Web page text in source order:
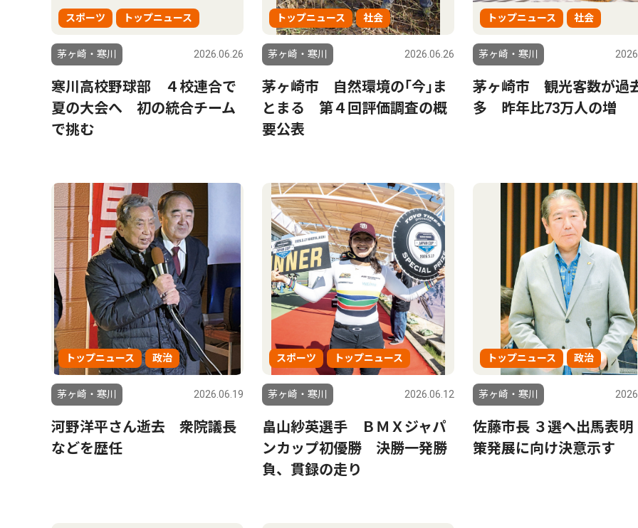
スポーツ トップニュース
茅ヶ崎・寒川 2026.06.26
寒川高校野球部 ４校連合で
夏の大会へ 初の統合チーム
で挑む
トップニュース 社会
茅ヶ崎・寒川 2026.06.26
茅ヶ崎市 自然環境の｢今｣ま
とまる 第４回評価調査の概
要公表
トップニュース 社会
茅ヶ崎・寒川
茅ヶ崎市 観光客数が過
多 昨年比73万人の増
トップニュース 政治
茅ヶ崎・寒川 2026.06.19
河野洋平さん逝去 衆院議長
などを歴任
スポーツ トップニュース
茅ヶ崎・寒川 2026.06.12
畠山紗英選手 ＢＭＸジャパ
ンカップ初優勝 決勝一発勝
負、貫録の走り
トップニュース 政治
茅ヶ崎・寒川
佐藤市長 ３選へ出馬表
策発展に向け決意示す